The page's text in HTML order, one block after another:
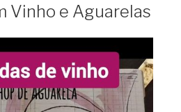
Vinho e Aguarelas